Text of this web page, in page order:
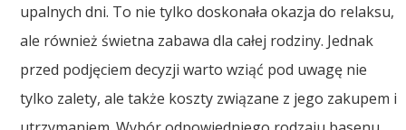
upalnych dni. To nie tylko doskonała okazja do relaksu,
ale również świetna zabawa dla całej rodziny. Jednak
przed podjęciem decyzji warto wziąć pod uwagę nie
tylko zalety, ale także koszty związane z jego zakupem i